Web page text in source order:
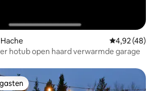
Gemiddelde
4,92 (48)
hotub open haard verwarmde garage
gasten